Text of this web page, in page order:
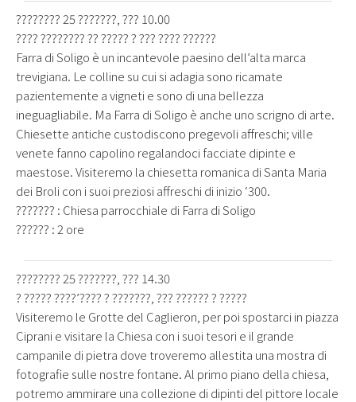
???????? 25 ???????, ??? 10.00
???? ???????? ?? ????? ? ??? ???? ??????
Farra di Soligo è un incantevole paesino dell’alta marca
trevigiana. Le colline su cui si adagia sono ricamate
pazientemente a vigneti e sono di una bellezza
ineguagliabile. Ma Farra di Soligo è anche uno scrigno di arte.
Chiesette antiche custodiscono pregevoli affreschi; ville
venete fanno capolino regalandoci facciate dipinte e
maestose. Visiteremo la chiesetta romanica di Santa Maria
dei Broli con i suoi preziosi affreschi di inizio ‘300.
??????? : Chiesa parrocchiale di Farra di Soligo
?????? : 2 ore
???????? 25 ???????, ??? 14.30
? ????? ????’???? ? ???????, ??? ?????? ? ?????
Visiteremo le Grotte del Caglieron, per poi spostarci in piazza
Ciprani e visitare la Chiesa con i suoi tesori e il grande
campanile di pietra dove troveremo allestita una mostra di
fotografie sulle nostre fontane. Al primo piano della chiesa,
potremo ammirare una collezione di dipinti del pittore locale